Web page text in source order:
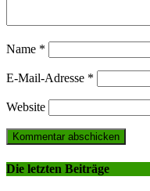
Name *
E-Mail-Adresse *
Website
Die letzten Beiträge